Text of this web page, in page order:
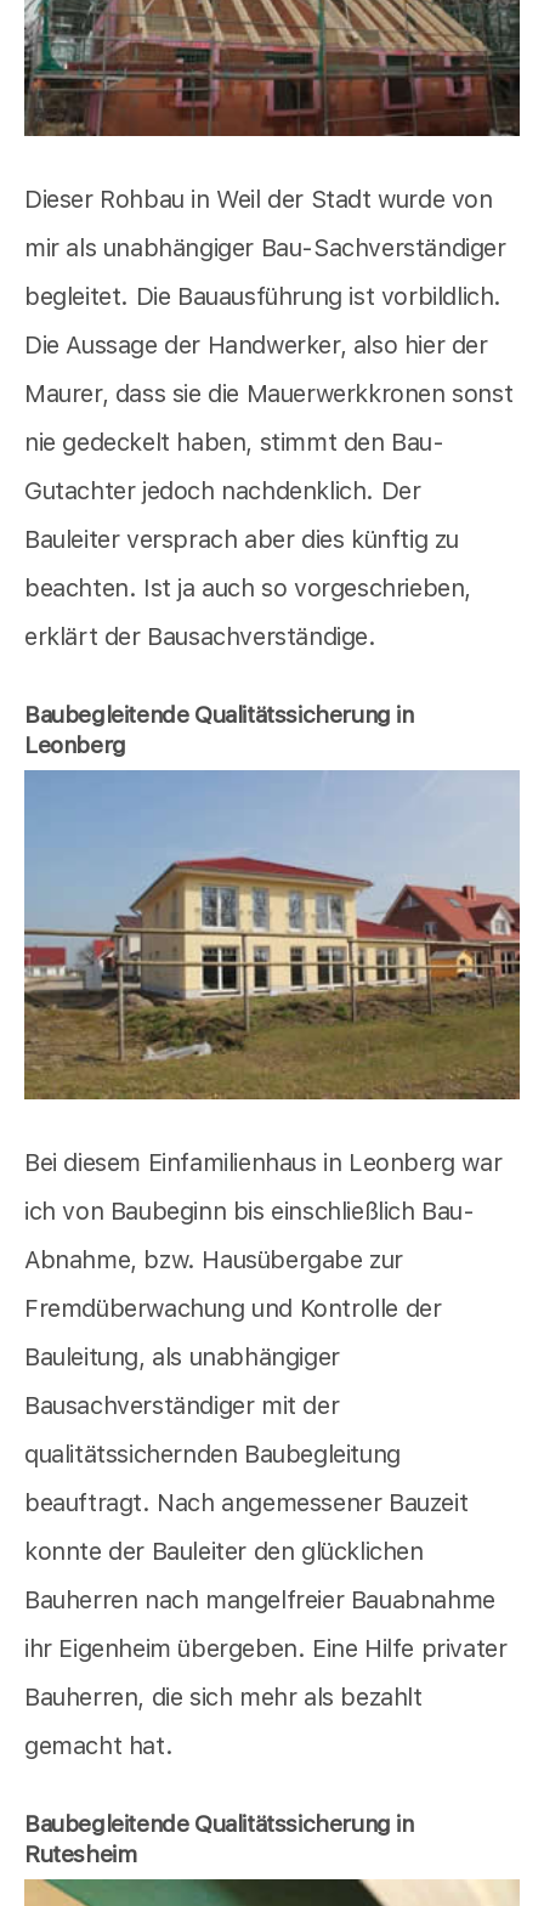
Dieser Rohbau in Weil der Stadt wurde von
mir als unabhängiger Bau-Sachverständiger
begleitet. Die Bauausführung ist vorbildlich.
Die Aussage der Handwerker, also hier der
Maurer, dass sie die Mauerwerkkronen sonst
nie gedeckelt haben, stimmt den Bau-
Gutachter jedoch nachdenklich. Der
Bauleiter versprach aber dies künftig zu
beachten. Ist ja auch so vorgeschrieben,
erklärt der Bausachverständige.
Baubegleitende Qualitätssicherung in
Leonberg
Bei diesem Einfamilienhaus in Leonberg war
ich von Baubeginn bis einschließlich Bau-
Abnahme, bzw. Hausübergabe zur
Fremdüberwachung und Kontrolle der
Bauleitung, als unabhängiger
Bausachverständiger mit der
qualitätssichernden Baubegleitung
beauftragt. Nach angemessener Bauzeit
konnte der Bauleiter den glücklichen
Bauherren nach mangelfreier Bauabnahme
ihr Eigenheim übergeben. Eine Hilfe privater
Bauherren, die sich mehr als bezahlt
gemacht hat.
Baubegleitende Qualitätssicherung in
Rutesheim